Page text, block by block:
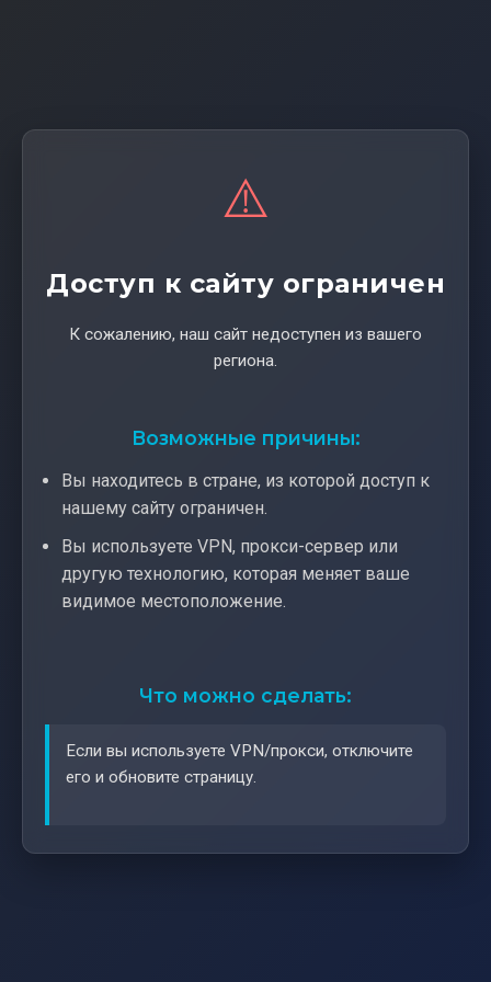
⚠️
Доступ к сайту ограничен
К сожалению, наш сайт недоступен из вашего
региона.
Возможные причины:
Вы находитесь в стране, из которой доступ к
нашему сайту ограничен.
Вы используете VPN, прокси-сервер или
другую технологию, которая меняет ваше
видимое местоположение.
Что можно сделать:
Если вы используете VPN/прокси, отключите
его и обновите страницу.